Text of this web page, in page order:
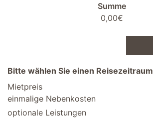
Summe
0,00€
Bitte wählen Sie einen Reisezeitraum
Mietpreis
einmalige Nebenkosten
optionale Leistungen